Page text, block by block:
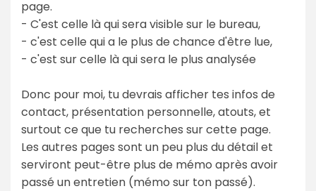
page.
- C'est celle là qui sera visible sur le bureau,
- c'est celle qui a le plus de chance d'être lue,
- c'est sur celle là qui sera le plus analysée
Donc pour moi, tu devrais afficher tes infos de
contact, présentation personnelle, atouts, et
surtout ce que tu recherches sur cette page.
Les autres pages sont un peu plus du détail et
serviront peut-être plus de mémo après avoir
passé un entretien (mémo sur ton passé).